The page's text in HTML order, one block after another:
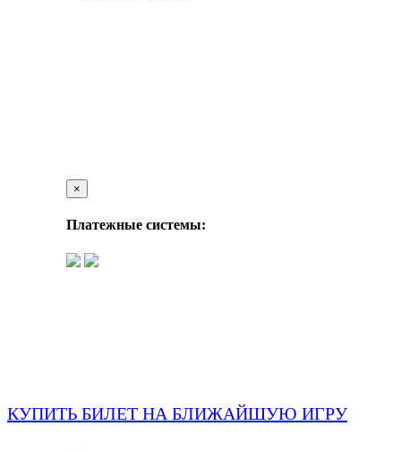
×
Платежные системы:
КУПИТЬ БИЛЕТ НА БЛИЖАЙШУЮ ИГРУ